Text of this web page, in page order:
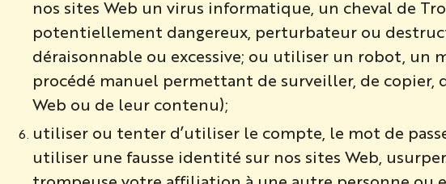
nos sites Web un virus informatique, un cheval de
potentiellement dangereux, perturbateur ou
déraisonnable ou excessive; ou utiliser un robot,
procédé manuel permettant de surveiller, de copier,
Web ou de leur contenu);
utiliser ou tenter d’utiliser le compte, le mot de
utiliser une fausse identité sur nos sites Web,